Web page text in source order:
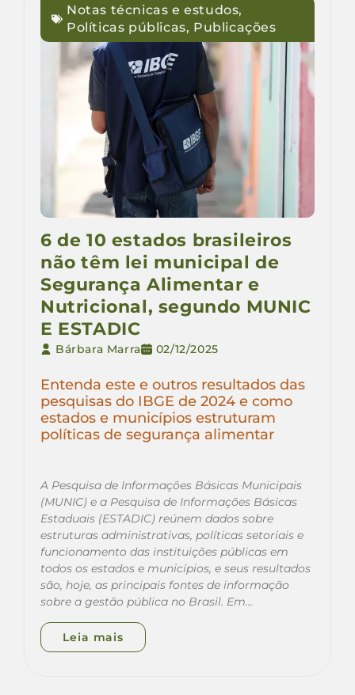
Notas técnicas e estudos,
Políticas públicas, Publicações
6 de 10 estados brasileiros
não têm lei municipal de
Segurança Alimentar e
Nutricional, segundo MUNIC
E ESTADIC
Bárbara Marra 02/12/2025
Entenda este e outros resultados das
pesquisas do IBGE de 2024 e como
estados e municípios estruturam
políticas de segurança alimentar
A Pesquisa de Informações Básicas Municipais
(MUNIC) e a Pesquisa de Informações Básicas
Estaduais (ESTADIC) reúnem dados sobre
estruturas administrativas, políticas setoriais e
funcionamento das instituições públicas em
todos os estados e municípios, e seus resultados
são, hoje, as principais fontes de informação
sobre a gestão pública no Brasil. Em…
Leia mais